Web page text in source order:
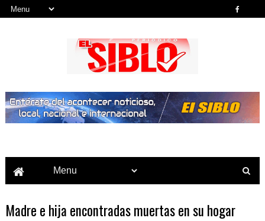
Madre e hija encontradas muertas en su hogar